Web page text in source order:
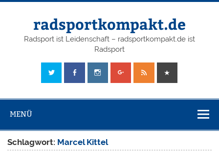
radsportkompakt.de
Radsport ist Leidenschaft – radsportkompakt.de ist
Radsport
MENÜ
Schlagwort: Marcel Kittel